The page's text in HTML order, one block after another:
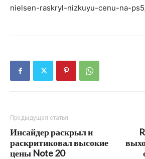
nielsen-raskryl-nizkuyu-cenu-na-
Предыдущая статья
Инсайдер раскрыл и
раскритиковал высокие
цены Note 20